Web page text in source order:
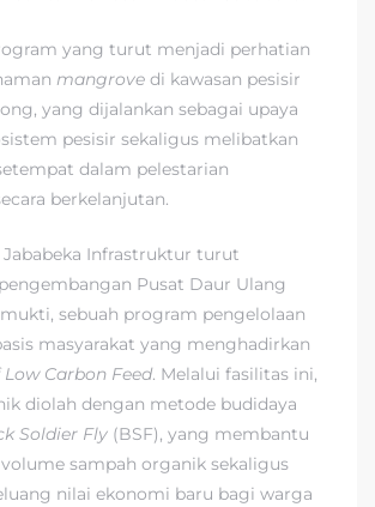
yang turut menjadi perhatian
mangrove di kawasan pesisir
yang dijalankan sebagai upaya
pesisir sekaligus melibatkan
dalam pelestarian
berkelanjutan.
Jababeka Infrastruktur turut
Pusat Daur Ulang
sebuah program pengelolaan
masyarakat yang menghadirkan
Carbon Feed. Melalui fasilitas ini,
diolah dengan metode budidaya
Soldier Fly (BSF), yang membantu
sampah organik sekaligus
nilai ekonomi baru bagi warga